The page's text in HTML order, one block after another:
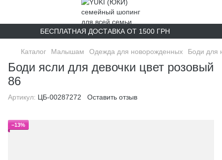
БЕСПЛАТНАЯ ДОСТАВКА ОТ 1500 ГРН
Каталог Малышам Одежда для новорожденных Боди для
Боди ясли для девочки цвет розовый
86
Артикул: ЦБ-00287272 Оставить отзыв
−13%